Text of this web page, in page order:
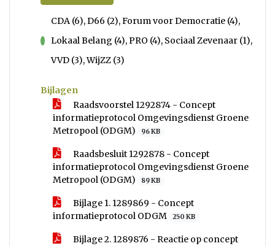
CDA (6), D66 (2), Forum voor Democratie (4),
Lokaal Belang (4), PRO (4), Sociaal Zevenaar (1),
VVD (3), WijZZ (3)
Bijlagen
Raadsvoorstel 1292874 - Concept
informatieprotocol Omgevingsdienst Groene
Metropool (ODGM)
96 KB
Raadsbesluit 1292878 - Concept
informatieprotocol Omgevingsdienst Groene
Metropool (ODGM)
89 KB
Bijlage 1. 1289869 - Concept
informatieprotocol ODGM
250 KB
Bijlage 2. 1289876 - Reactie op concept